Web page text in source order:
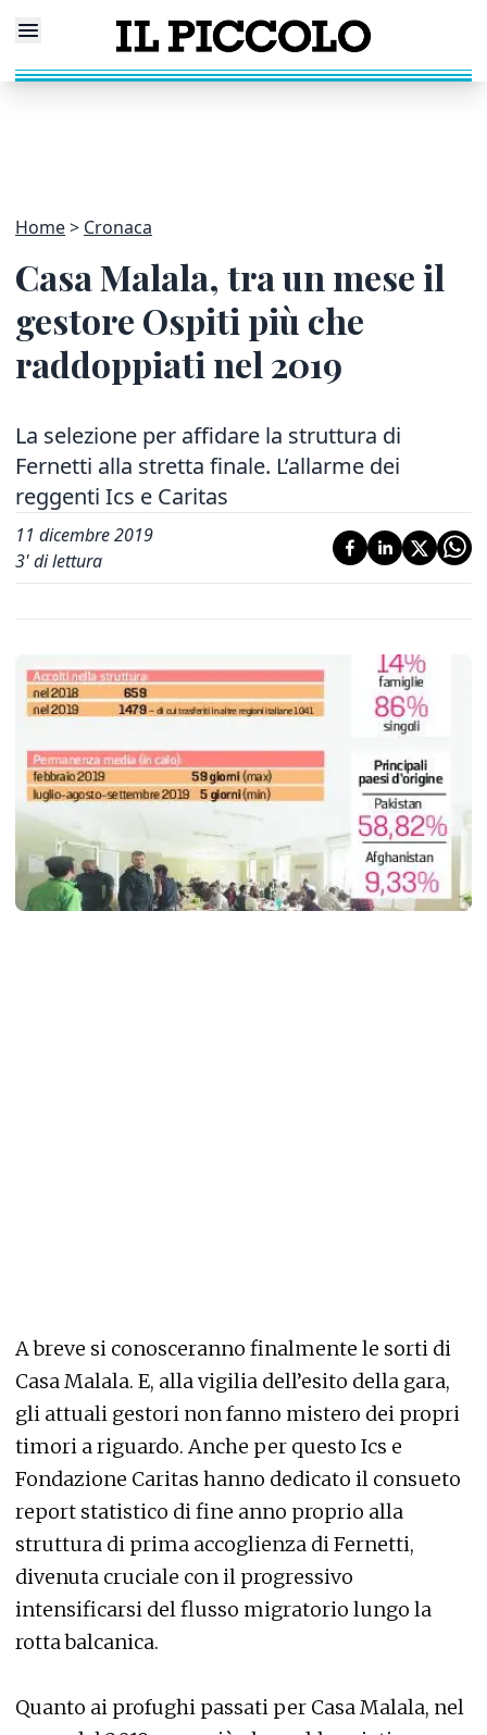
Home Cronaca
Casa Malala, tra un mese il
gestore Ospiti più che
raddoppiati nel 2019
La selezione per affidare la struttura di
Fernetti alla stretta finale. L’allarme dei
reggenti Ics e Caritas
11 dicembre 2019
3' di lettura
A breve si conosceranno finalmente le sorti di
Casa Malala. E, alla vigilia dell’esito della gara,
gli attuali gestori non fanno mistero dei propri
timori a riguardo. Anche per questo Ics e
Fondazione Caritas hanno dedicato il consueto
report statistico di fine anno proprio alla
struttura di prima accoglienza di Fernetti,
divenuta cruciale con il progressivo
intensificarsi del flusso migratorio lungo la
rotta balcanica.
Quanto ai profughi passati per Casa Malala, nel